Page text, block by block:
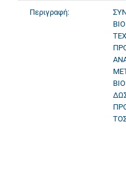
Περιγραφή: